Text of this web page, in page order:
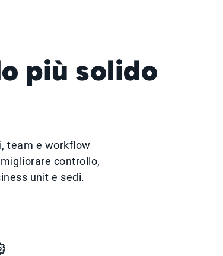
più solido
team e workflow
controllo,
unit e sedi.